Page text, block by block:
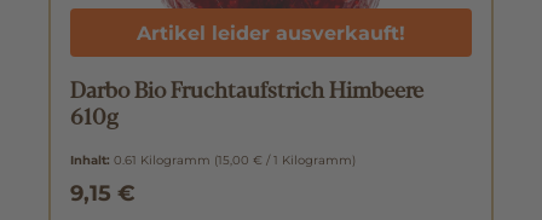
Artikel leider ausverkauft!
Darbo Bio Fruchtaufstrich Himbeere
610g
Inhalt: 0.61 Kilogramm (15,00 € / 1 Kilogramm)
9,15 €